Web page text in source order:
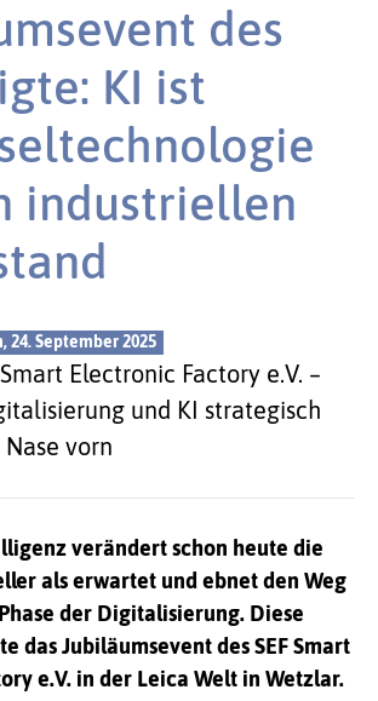
des
KI ist
industriellen
24. September 2025
Electronic Factory e.V. –
und KI strategisch
vorn
verändert schon heute die
als erwartet und ebnet den Weg
der Digitalisierung. Diese
das Jubiläumsevent des SEF Smart
e.V. in der Leica Welt in Wetzlar.